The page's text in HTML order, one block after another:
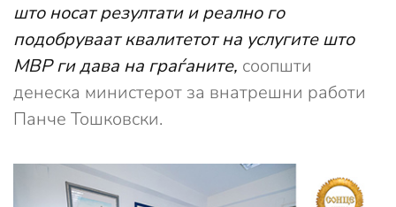
што носат резултати и реално го
подобруваат квалитетот на услугите што
МВР ги дава на граѓаните, соопшти
денеска министерот за внатрешни работи
Панче Тошковски.